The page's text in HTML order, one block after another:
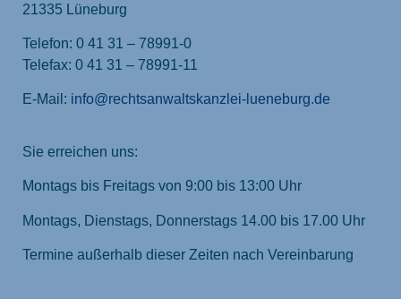
21335 Lüneburg
Telefon: 0 41 31 – 78991-0
Telefax: 0 41 31 – 78991-11
E-Mail: info@rechtsanwaltskanzlei-lueneburg.de
Sie erreichen uns:
Montags bis Freitags von 9:00 bis 13:00 Uhr
Montags, Dienstags, Donnerstags 14.00 bis 17.00 Uhr
Termine außerhalb dieser Zeiten nach Vereinbarung